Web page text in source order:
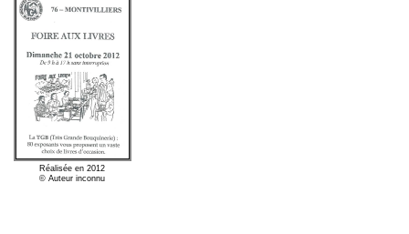
Réalisée en 2012
© Auteur inconnu